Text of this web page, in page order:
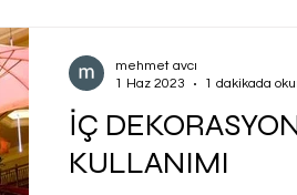
İÇ
KULLANIMI
mehmet avcı
1 Haz 2023
1 dakikada